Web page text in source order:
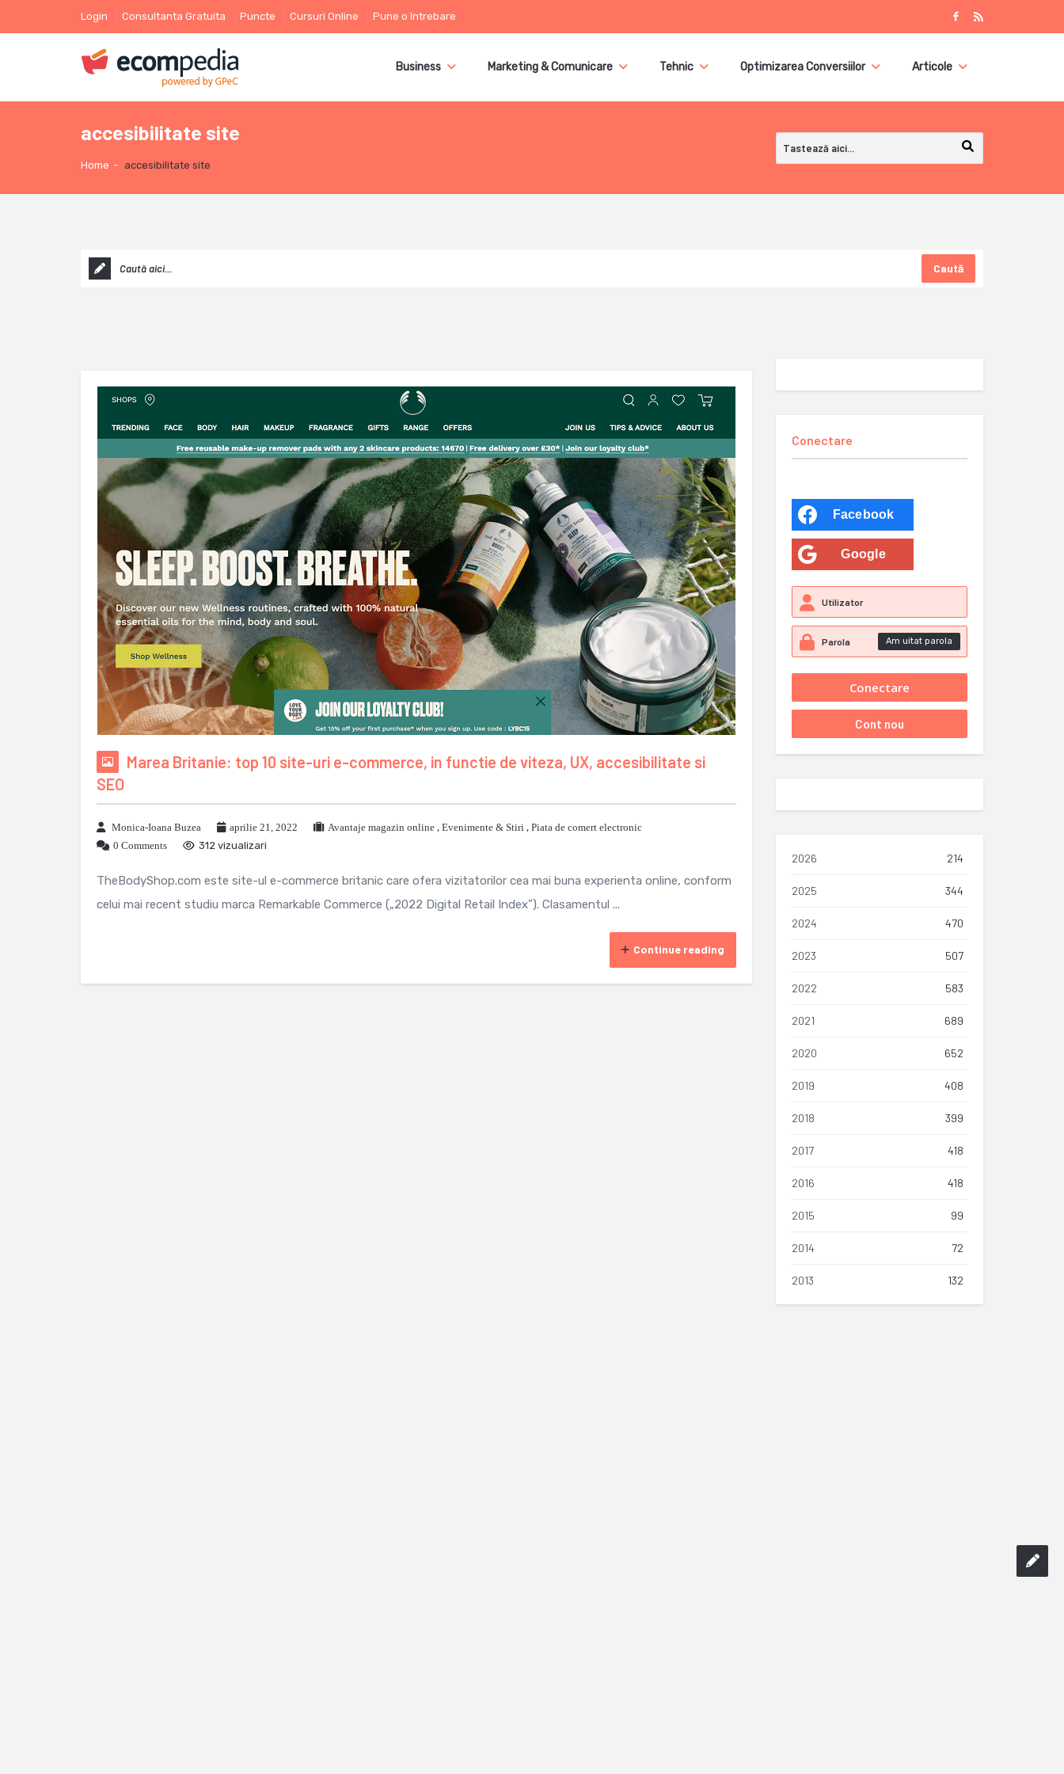
Login Consultanta Gratuita Puncte Cursuri Online Pune o întrebare
Business Marketing & Comunicare Tehnic Optimizarea Conversiilor Articole
accesibilitate site
Home - accesibilitate site
Caută
Marea Britanie: top 10 site-uri e-commerce, in functie de viteza, UX, accesibilitate si
SEO
Monica-Ioana Buzea aprilie 21, 2022 Avantaje magazin online , Evenimente & Stiri , Piata de comert electronic
0 Comments
312 vizualizari
TheBodyShop.com este site-ul e-commerce britanic care ofera vizitatorilor cea mai buna experienta online, conform
celui mai recent studiu marca Remarkable Commerce („2022 Digital Retail Index”). Clasamentul ...
Continue reading
Conectare
Facebook
Google
Am uitat parola
2026 214
2025 344
2024 470
2023 507
2022 583
2021 689
2020 652
2019 408
2018 399
2017 418
2016 418
2015 99
2014 72
2013 132